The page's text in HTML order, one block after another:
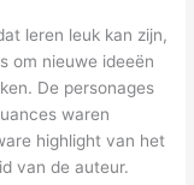
leren leuk kan zijn,
om nieuwe ideeën
De personages
waren
highlight van het
van de auteur.